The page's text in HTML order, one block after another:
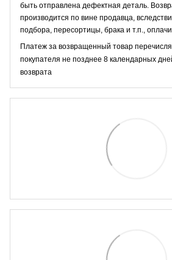
быть отправлена дефектная деталь.
производится по вине продавца,
подбора, пересортицы, брака и т.п.,
Платеж за возвращенный товар
покупателя не позднее 8 календарных
возврата